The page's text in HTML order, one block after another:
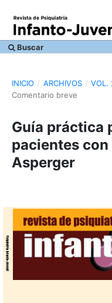
Buscar
INICIO / ARCHIVOS / VOL.
Comentario breve
Guía práctica
pacientes
Asperger